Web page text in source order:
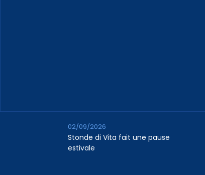
Stonde di Vita fait une pause
estivale
02/09/2026